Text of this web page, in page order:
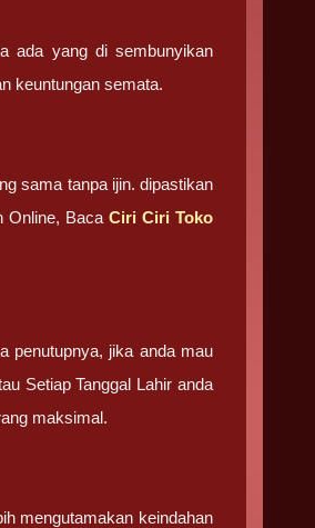
ada yang di sembunyikan
keuntungan semata.
sama tanpa ijin. dipastikan
Online, Baca Ciri Ciri Toko
penutupnya, jika anda mau
Setiap Tanggal Lahir anda
maksimal.
mengutamakan keindahan